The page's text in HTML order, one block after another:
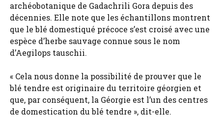
archéobotanique de Gadachrili Gora depuis des
décennies. Elle note que les échantillons montrent
que le blé domestiqué précoce s’est croisé avec une
espèce d’herbe sauvage connue sous le nom
d’Aegilops tauschii.
« Cela nous donne la possibilité de prouver que le
blé tendre est originaire du territoire géorgien et
que, par conséquent, la Géorgie est l’un des centres
de domestication du blé tendre », dit-elle.